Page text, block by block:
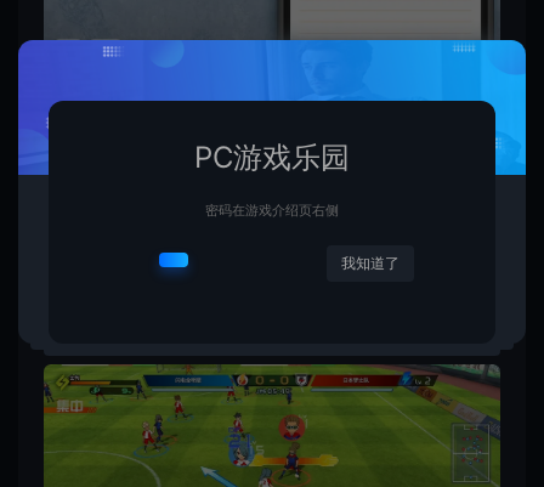
PC游戏乐园
密码在游戏介绍页右侧
我知道了